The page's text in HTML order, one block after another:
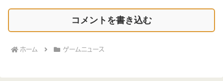
コメントを書き込む
ホーム ゲームニュース